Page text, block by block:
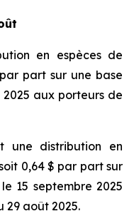
en espèces de
part sur une base
aux porteurs de
une distribution en
0,64 $ par part sur
15 septembre 2025
29 août 2025.